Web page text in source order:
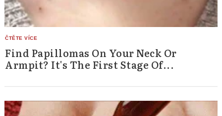
Find Papillomas On Your Neck Or
Armpit? It's The First Stage Of...